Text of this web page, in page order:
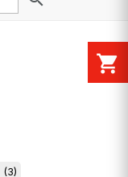
(3)
shopping_cart